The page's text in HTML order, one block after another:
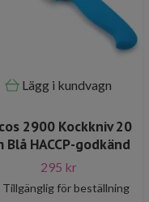
Lägg i kundvagn
2900 Kockkniv 20
Blå HACCP-godkänd
295 kr
Tillgänglig för beställning